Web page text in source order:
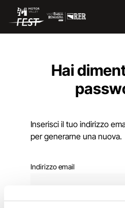
Hai
Inserisci il tuo indirizzo
per generarne una nuova.
Indirizzo email